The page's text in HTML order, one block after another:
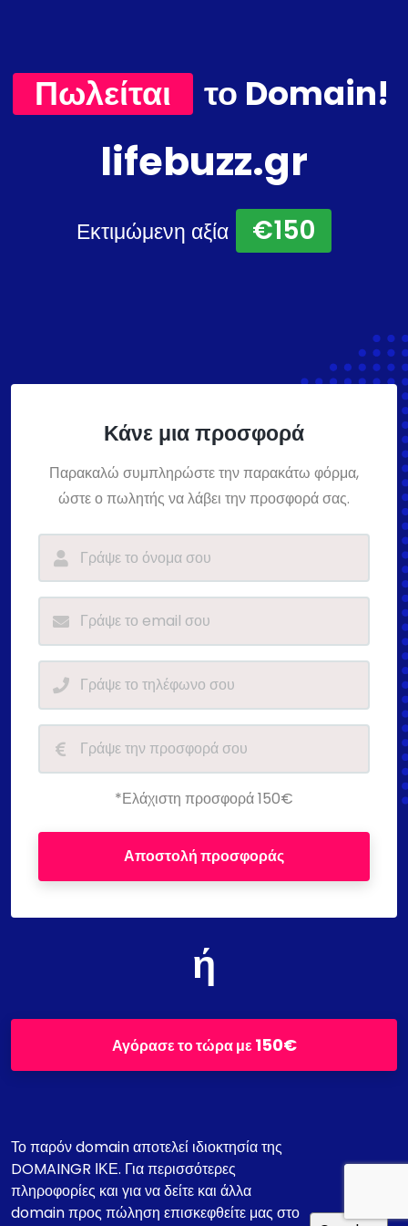
Πωλείται το Domain!
lifebuzz.gr
Εκτιμώμενη αξία €150
Κάνε μια προσφορά
Παρακαλώ συμπληρώστε την παρακάτω φόρμα,
ώστε ο πωλητής να λάβει την προσφορά σας.
*Ελάχιστη προσφορά 150€
Αποστολή προσφοράς
ή
Αγόρασε το τώρα με150€
Το παρόν domain αποτελεί ιδιοκτησία της
DOMAINGR ΙΚΕ. Για περισσότερες
πληροφορίες και για να δείτε και άλλα
domain προς πώληση επισκεφθείτε μας στο